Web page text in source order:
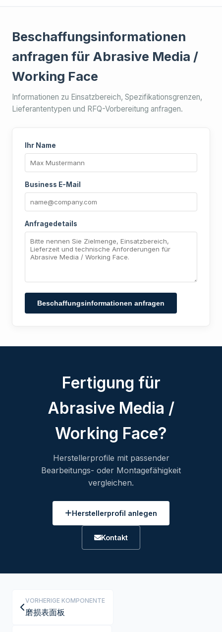
Beschaffungsinformationen
anfragen für Abrasive Media /
Working Face
Informationen zu Einsatzbereich, Spezifikationsgrenzen,
Lieferantentypen und RFQ-Vorbereitung anfragen.
Ihr Name
Business E-Mail
Anfragedetails
Beschaffungsinformationen anfragen
Fertigung für
Abrasive Media /
Working Face?
Herstellerprofile mit passender
Bearbeitungs- oder Montagefähigkeit
vergleichen.
Herstellerprofil anlegen
Kontakt
VORHERIGE KOMPONENTE
磨损表面板